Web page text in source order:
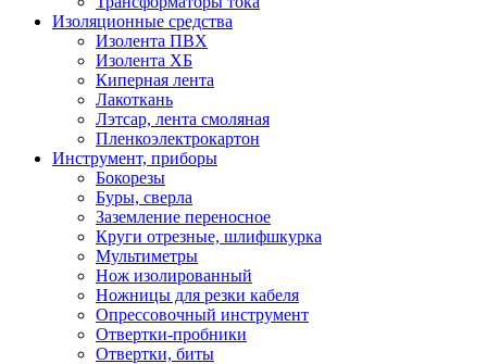
Изоляционные средства
Изолента ПВХ
Изолента ХБ
Киперная лента
Лакоткань
Лэтсар, лента смоляная
Пленкоэлектрокартон
Инструмент, приборы
Бокорезы
Буры, сверла
Заземление переносное
Круги отрезные, шлифшкурка
Мультиметры
Нож изолированный
Ножницы для резки кабеля
Опрессовочный инструмент
Отвертки-пробники
Отвертки, биты